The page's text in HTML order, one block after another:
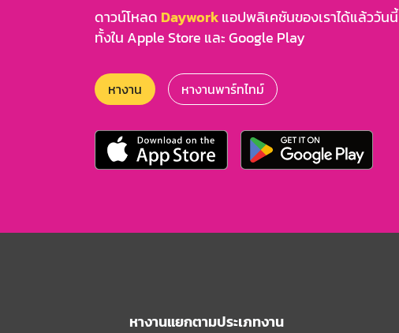
ดาวน์โหลด Dayworkแอปพลิเคชันของเราได้แล้ววันนี้
ทั้งใน Apple Store และ Google Play
หางาน หางานพาร์ทไทม์
หางานแยกตามประเภทงาน